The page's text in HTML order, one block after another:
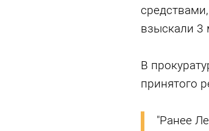
взыскали 3
В
принятого
"Ранее